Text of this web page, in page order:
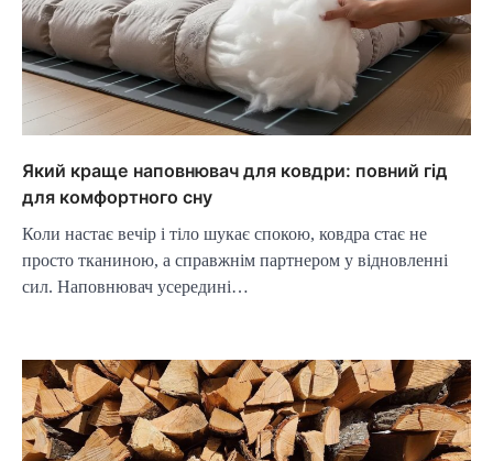
Який краще наповнювач для ковдри: повний гід
для комфортного сну
Коли настає вечір і тіло шукає спокою, ковдра стає не
просто тканиною, а справжнім партнером у відновленні
сил. Наповнювач усередині…